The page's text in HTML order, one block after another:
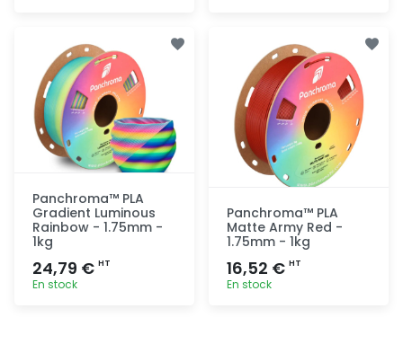
rapide
rapide
Panchroma™ PLA
Gradient Luminous
Rainbow - 1.75mm -
1kg
24,79 € HT
En stock
Panchroma™ PLA
Matte Army Red -
1.75mm - 1kg
16,52 € HT
En stock